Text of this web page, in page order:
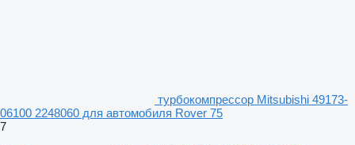
турбокомпрессор Mitsubishi 49173-
06100 2248060 для автомобиля Rover 75
7